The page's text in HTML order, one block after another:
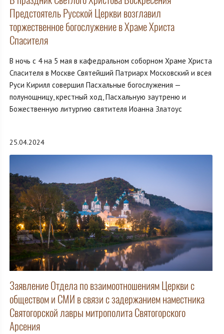
Предстоятель Русской Церкви возглавил
торжественное богослужение в Храме Христа
Спасителя
В ночь с 4 на 5 мая в кафедральном соборном Храме Христа
Спасителя в Москве Святейший Патриарх Московский и всея
Руси Кирилл совершил Пасхальные богослужения —
полунощницу, крестный ход, Пасхальную заутреню и
Божественную литургию святителя Иоанна Златоус
25.04.2024
Заявление Отдела по взаимоотношениям Церкви с
обществом и СМИ в связи с задержанием наместника
Святогорской лавры митрополита Святогорского
Арсения